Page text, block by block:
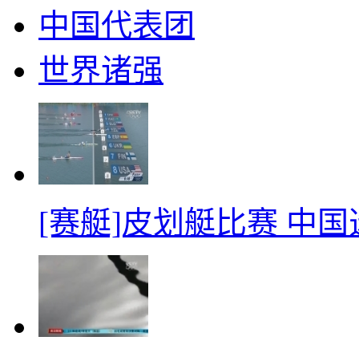
中国代表团
世界诸强
[赛艇]皮划艇比赛 中